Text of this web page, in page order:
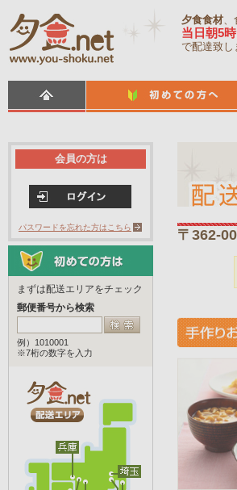
夕食食材、
当日朝5
で配達致し
〒362-
会員の方は
パスワードを忘れた方はこちら
まずは配送エリアをチェック
郵便番号から検索
例）1010001
※7桁の数字を入力